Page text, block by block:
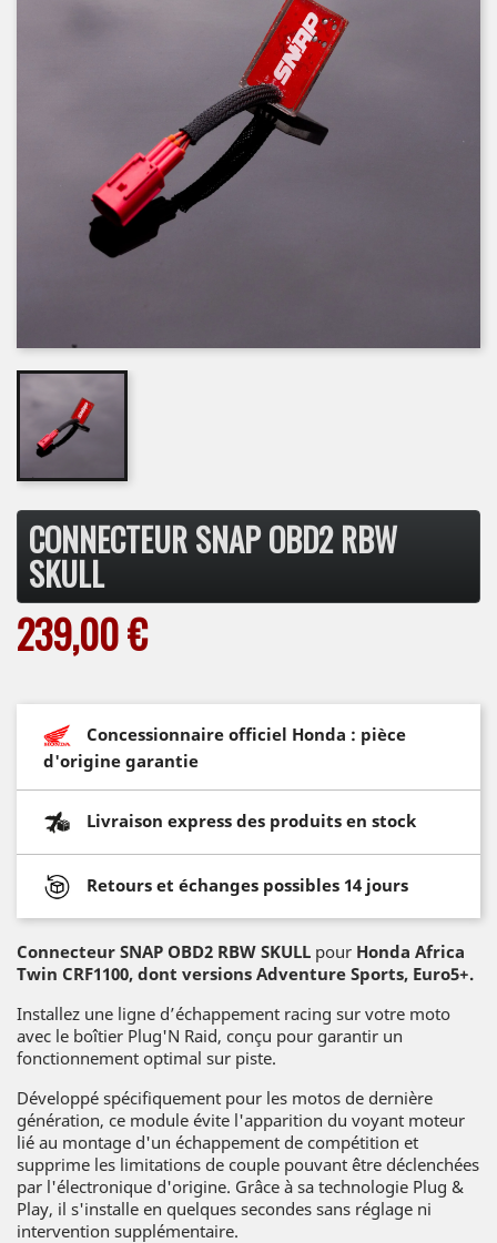
CONNECTEUR SNAP OBD2 RBW
SKULL
239,00 €
Concessionnaire officiel Honda : pièce
d'origine garantie
Livraison express des produits en stock
Retours et échanges possibles 14 jours
Connecteur SNAP OBD2 RBW SKULL pour Honda Africa
Twin CRF1100, dont versions Adventure Sports, Euro5+.
Installez une ligne d’échappement racing sur votre moto
avec le boîtier Plug'N Raid, conçu pour garantir un
fonctionnement optimal sur piste.
Développé spécifiquement pour les motos de dernière
génération, ce module évite l'apparition du voyant moteur
lié au montage d'un échappement de compétition et
supprime les limitations de couple pouvant être déclenchées
par l'électronique d'origine. Grâce à sa technologie Plug &
Play, il s'installe en quelques secondes sans réglage ni
intervention supplémentaire.